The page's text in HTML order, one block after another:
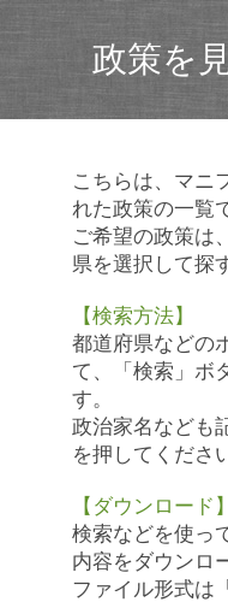
政策を
こちらは、マニ
れた政策の一覧
ご希望の政策は
県を選択して探
【検索方法】
都道府県などの
て、「検索」ボ
す。
政治家名なども
を押してくださ
【ダウンロード】
検索などを使っ
内容をダウンロ
ファイル形式は